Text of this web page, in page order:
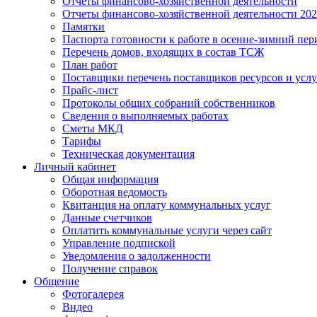
Отчеты финансово-хозяйственной деятельности
Памятки
Паспорта готовности к работе в осенне-зимний
Перечень домов, входящих в состав ТСЖ
План работ
Поставщики перечень поставщиков ресурсов и
Прайс-лист
Протоколы общих собраний собственников
Сведения о выполняемых работах
Сметы МКД
Тарифы
Техническая документация
Личный кабинет
Общая информация
Оборотная ведомость
Квитанция на оплату коммунальных услуг
Данные счетчиков
Оплатить коммунальные услуги через сайт
Управление подпиской
Уведомления о задолженности
Получение справок
Общение
Фотогалерея
Видео